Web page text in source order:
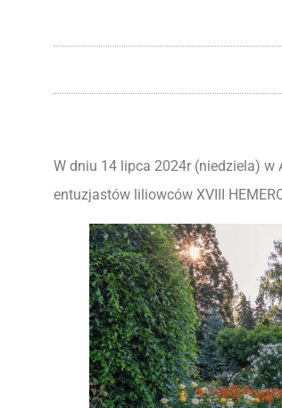
W dniu 14 lipca 2024r (niedziela) w
entuzjastów liliowców XVIII